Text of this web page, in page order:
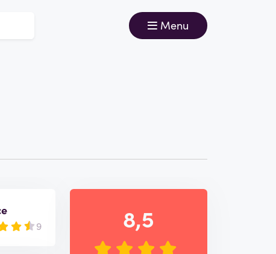
Menu
9 8,5